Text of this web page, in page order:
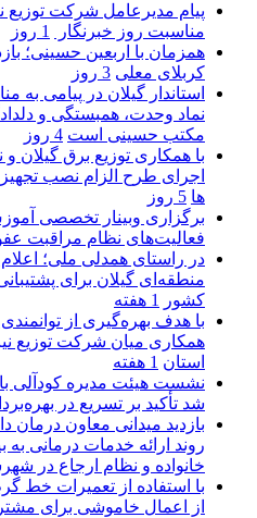
پیام مدیرعامل شركت توزیع
مناسبت روز خبرنگار ‌
1 روز
همزمان با اربعین حسینی؛
کربلای معلی 3 روز
استاندار گیلان در پیامی به
نماد وحدت، همبستگی و
مکتب حسینی است 4 روز
با همکاری توزیع برق گیلان
اجرای طرح الزام نصب
ها 5 روز
برگزاری وبینار تخصصی
فعالیت‌های نظام مراقبت
در راستای همدلی ملی؛
منطقه‌ای گیلان برای
كشور
1 هفته
با هدف بهره‌گیری از
همكاری میان شركت توزیع
استان 1 هفته
نشست هیئت مدیره کودآلی
شد تأکید بر تسریع در
بازدید میدانی معاون درمان
روند ارائه خدمات درمانی
خانواده و نظام ارجاع در
از اعمال خاموشی برای